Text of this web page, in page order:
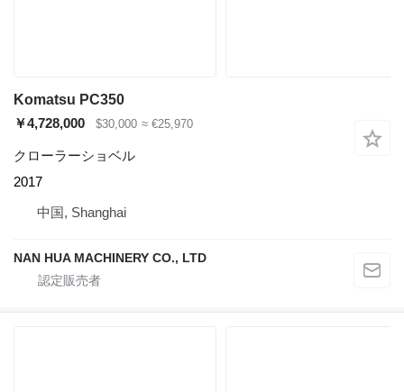
Komatsu PC350
￥4,728,000
$30,000 ≈ €25,970
クローラーショベル
2017
中国, Shanghai
NAN HUA MACHINERY CO., LTD